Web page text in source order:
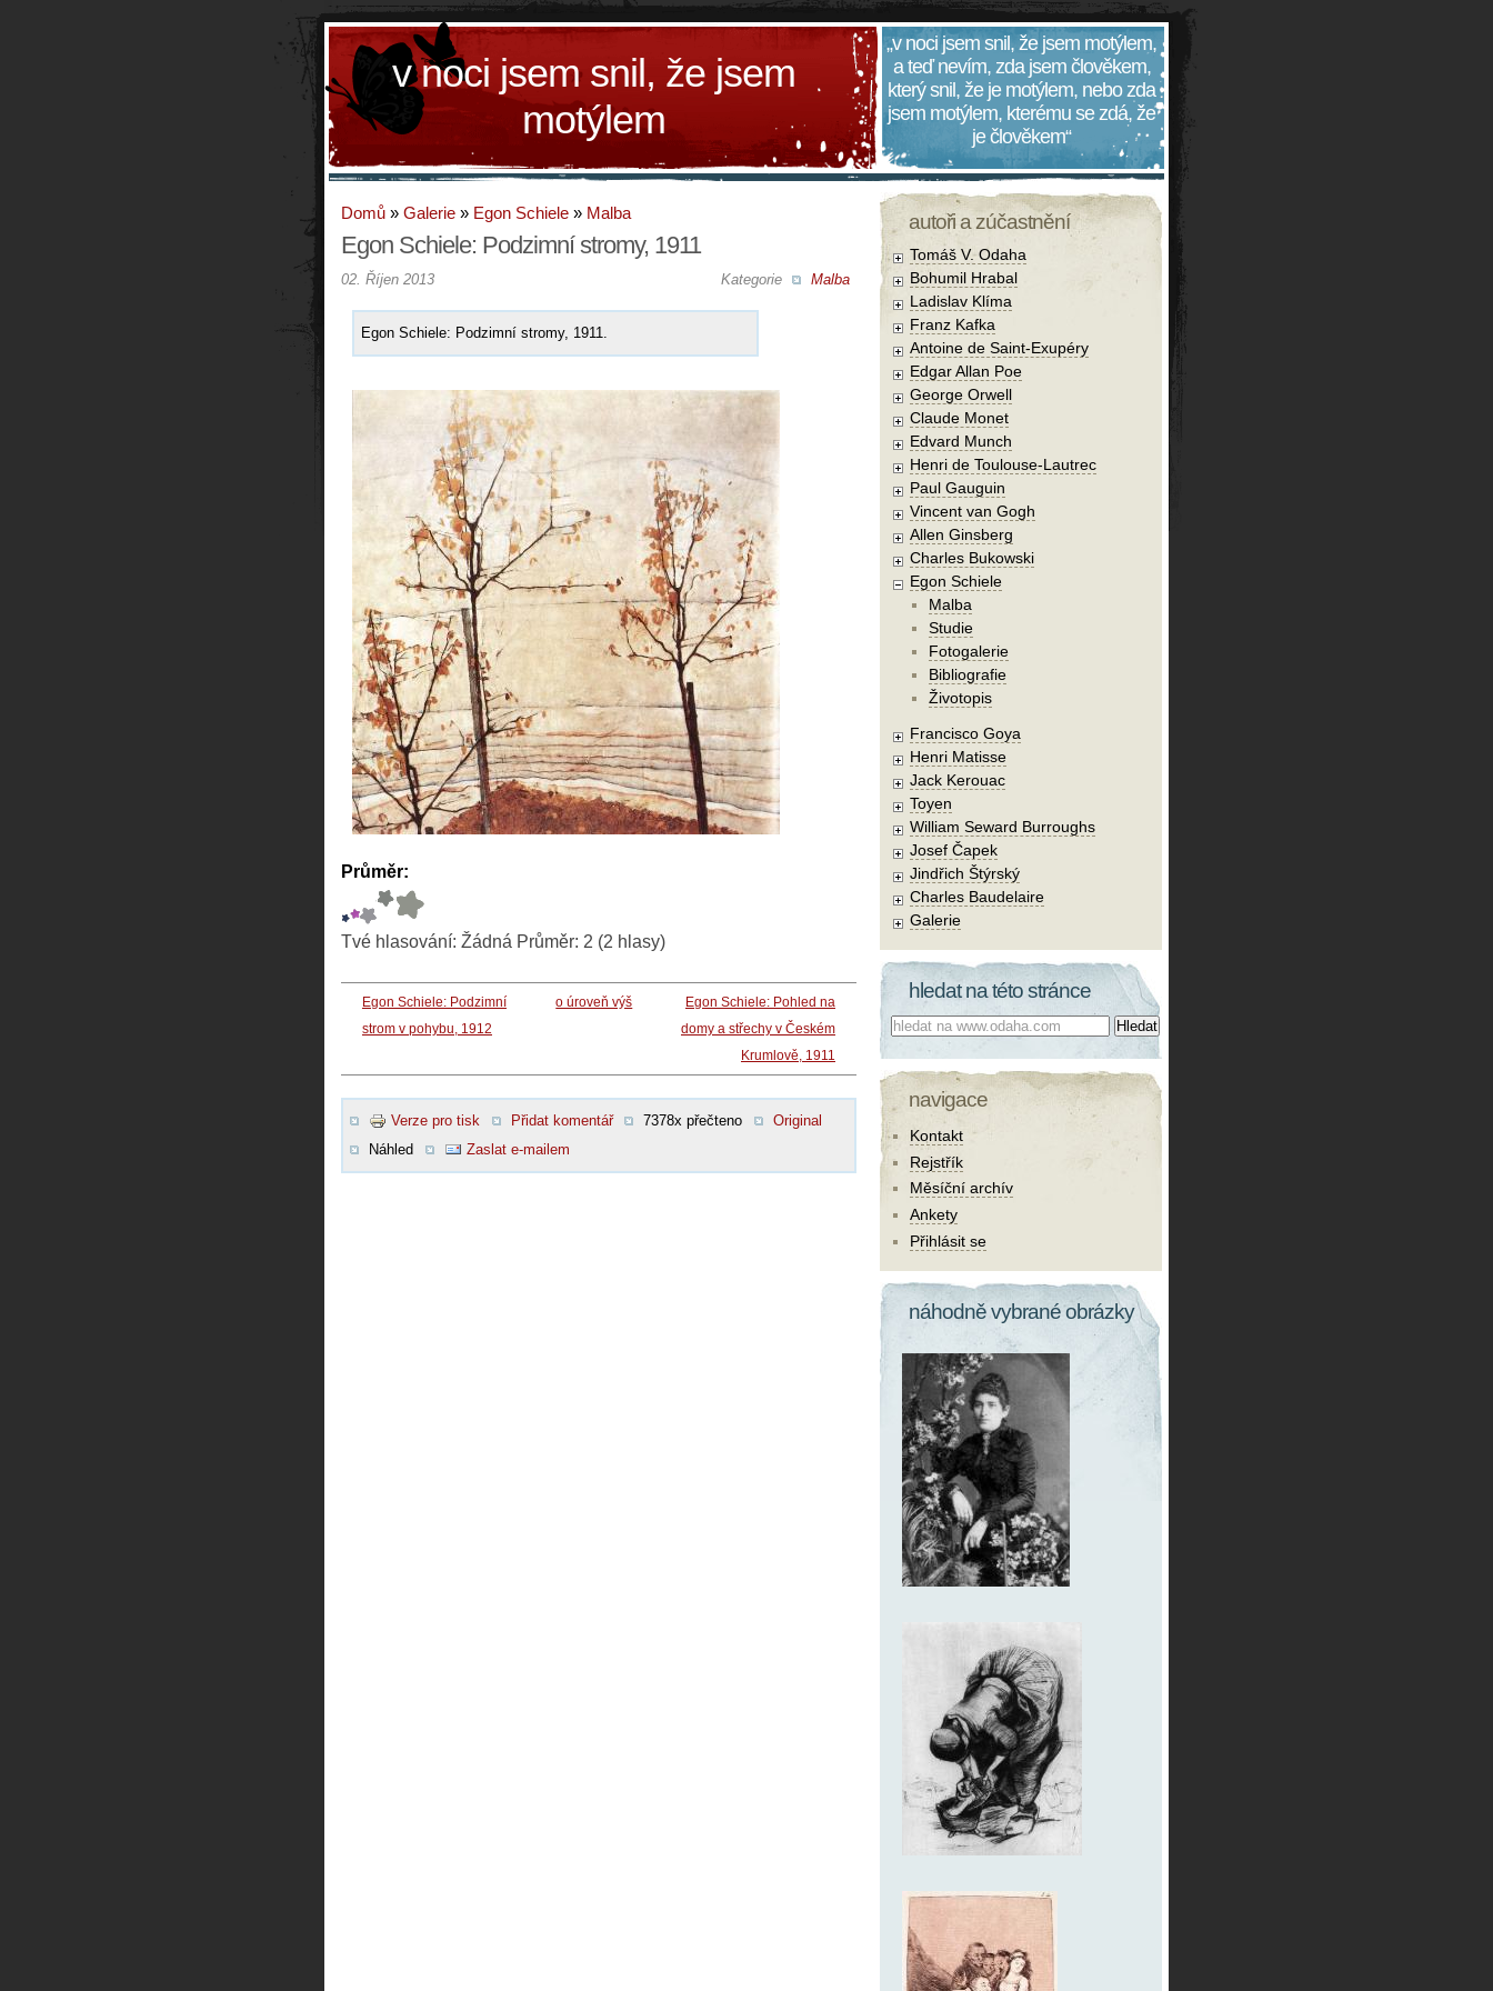
v noci jsem snil, že jsem
motýlem
„v noci jsem snil, že jsem motýlem,
a teď nevím, zda jsem člověkem,
který snil, že je motýlem, nebo zda
jsem motýlem, kterému se zdá, že
je člověkem“
Domů » Galerie » Egon Schiele » Malba
Egon Schiele: Podzimní stromy, 1911
Kategorie Malba
02. Říjen 2013
Egon Schiele: Podzimní stromy, 1911.
Průměr:
Tvé hlasování: Žádná Průměr: 2 (2 hlasy)
Egon Schiele: Podzimní
strom v pohybu, 1912
o úroveň výš
Egon Schiele: Pohled na
domy a střechy v Českém
Krumlově, 1911
Verze pro tisk Přidat komentář 7378x přečteno
Original
Náhled
Zaslat e-mailem
autoři a zúčastnění
Tomáš V. Odaha
Bohumil Hrabal
Ladislav Klíma
Franz Kafka
Antoine de Saint-Exupéry
Edgar Allan Poe
George Orwell
Claude Monet
Edvard Munch
Henri de Toulouse-Lautrec
Paul Gauguin
Vincent van Gogh
Allen Ginsberg
Charles Bukowski
Egon Schiele
Malba
Studie
Fotogalerie
Bibliografie
Životopis
Francisco Goya
Henri Matisse
Jack Kerouac
Toyen
William Seward Burroughs
Josef Čapek
Jindřich Štýrský
Charles Baudelaire
Galerie
hledat na této stránce
Co hledat:
navigace
Kontakt
Rejstřík
Měsíční archív
Ankety
Přihlásit se
náhodně vybrané obrázky